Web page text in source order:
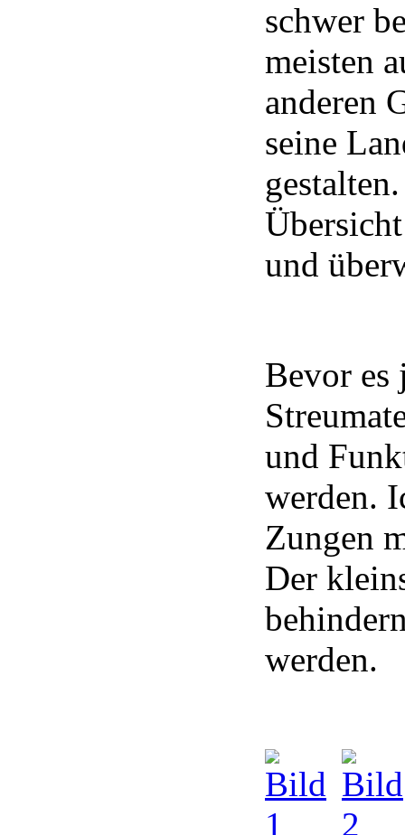
schwer
meisten
anderen
seine
und
Bevor es
und
werden.
Zungen
Der
werden.